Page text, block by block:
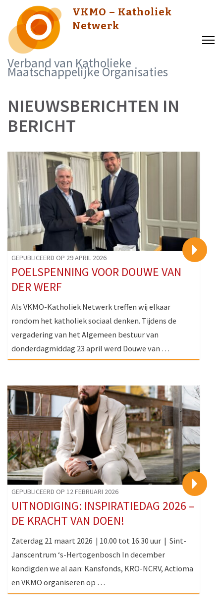
content
(Press
Enter)
VKMO – Katholiek
Netwerk
Verband van Katholieke
Maatschappelijke Organisaties
NIEUWSBERICHTEN IN
BERICHT
GEPUBLICEERD OP 29 APRIL 2026
POELSPENNING VOOR DOUWE VAN
DER WERF
Als VKMO-Katholiek Netwerk treffen wij elkaar
rondom het katholiek sociaal denken. Tijdens de
vergadering van het Algemeen bestuur van
donderdagmiddag 23 april werd Douwe van …
GEPUBLICEERD OP 12 FEBRUARI 2026
UITNODIGING: INSPIRATIEDAG 2026 –
DE KRACHT VAN DOEN!
Zaterdag 21 maart 2026 | 10.00 tot 16.30 uur | Sint-
Janscentrum ‘s-Hertogenbosch In december
kondigden we al aan: Kansfonds, KRO-NCRV, Actioma
en VKMO organiseren op …